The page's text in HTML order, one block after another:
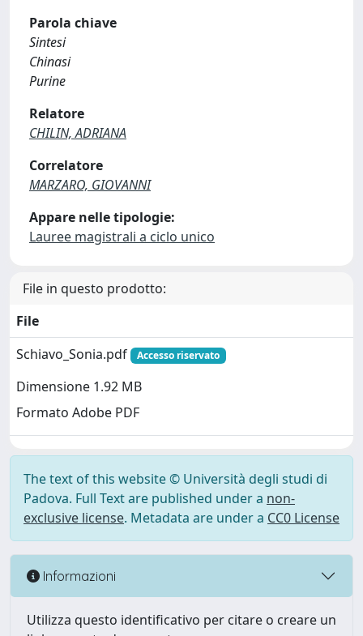
Parola chiave
Sintesi
Chinasi
Purine
Relatore
CHILIN, ADRIANA
Correlatore
MARZARO, GIOVANNI
Appare nelle tipologie:
Lauree magistrali a ciclo unico
File in questo prodotto:
File
Schiavo_Sonia.pdf
Accesso riservato
Dimensione 1.92 MB
Formato Adobe PDF
The text of this website © Università degli studi di
Padova. Full Text are published under a non-
exclusive license. Metadata are under a CC0 License
Informazioni
Utilizza questo identificativo per citare o creare un